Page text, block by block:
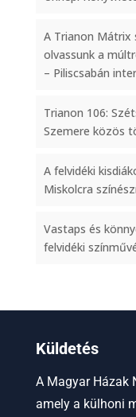
A Trianon Mátrix
olvassunk a
– Piliscsabán
Trianon 106:
Szemere közös
A felvidéki
Miskolcra
Vastaps és
felvidéki
Küldetés
A Magyar Házak
amely a külhoni